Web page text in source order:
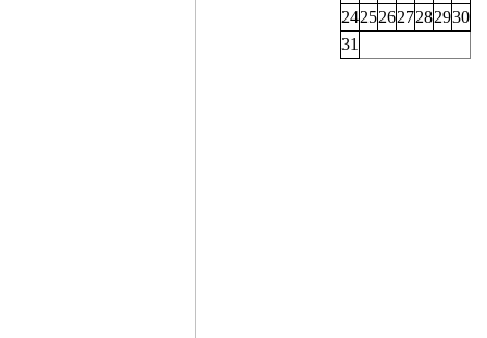
24252627282930
31